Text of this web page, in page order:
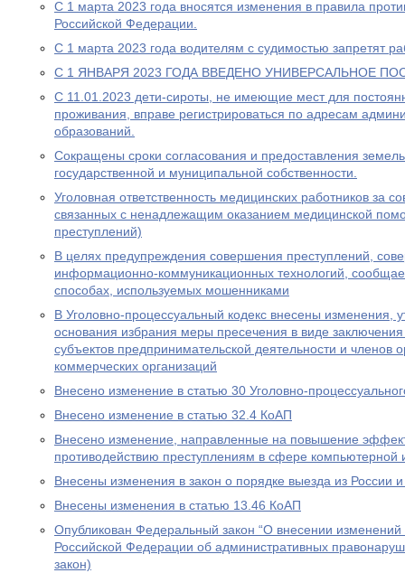
С 1 марта 2023 года вносятся изменения в правила
Российской Федерации.
С 1 марта 2023 года водителям с судимостью запретят
С 1 ЯНВАРЯ 2023 ГОДА ВВЕДЕНО УНИВЕРСАЛЬНОЕ
С 11.01.2023 дети-сироты, не имеющие мест для
проживания, вправе регистрироваться по адресам
образований.
Сокращены сроки согласования и предоставления
государственной и муниципальной собственности.
Уголовная ответственность медицинских работников за
связанных с ненадлежащим оказанием медицинской
преступлений)
В целях предупреждения совершения преступлений,
информационно-коммуникационных технологий,
способах, используемых мошенниками
В Уголовно-процессуальный кодекс внесены изменения,
основания избрания меры пресечения в виде
субъектов предпринимательской деятельности и членов
коммерческих организаций
Внесено изменение в статью 30 Уголовно-
Внесено изменение в статью 32.4 КоАП
Внесено изменение, направленные на повышение
противодействию преступлениям в сфере
Внесены изменения в закон о порядке выезда из России
Внесены изменения в статью 13.46 КоАП
Опубликован Федеральный закон “О внесении изменений
Российской Федерации об административных
закон)